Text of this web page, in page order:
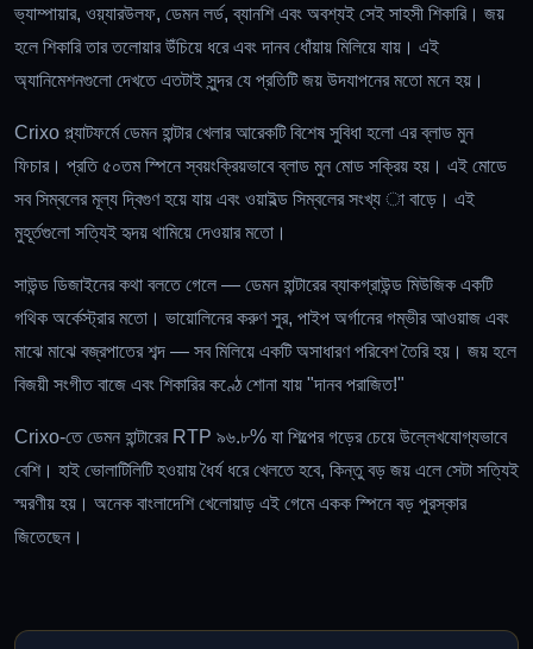
ভ্যাম্পায়ার, ওয়্যারউলফ, ডেমন লর্ড, ব্যানশি এবং অবশ্যই সেই সাহসী শিকারি। জয়
হলে শিকারি তার তলোয়ার উঁচিয়ে ধরে এবং দানব ধোঁয়ায় মিলিয়ে যায়। এই
অ্যানিমেশনগুলো দেখতে এতটাই সুন্দর যে প্রতিটি জয় উদযাপনের মতো মনে হয়।
Crixo প্ল্যাটফর্মে ডেমন হান্টার খেলার আরেকটি বিশেষ সুবিধা হলো এর ব্লাড মুন
ফিচার। প্রতি ৫০তম স্পিনে স্বয়ংক্রিয়ভাবে ব্লাড মুন মোড সক্রিয় হয়। এই মোডে
সব সিম্বলের মূল্য দ্বিগুণ হয়ে যায় এবং ওয়াইল্ড সিম্বলের সংখ্য া বাড়ে। এই
মুহূর্তগুলো সত্যিই হৃদয় থামিয়ে দেওয়ার মতো।
সাউন্ড ডিজাইনের কথা বলতে গেলে — ডেমন হান্টারের ব্যাকগ্রাউন্ড মিউজিক একটি
গথিক অর্কেস্ট্রার মতো। ভায়োলিনের করুণ সুর, পাইপ অর্গানের গম্ভীর আওয়াজ এবং
মাঝে মাঝে বজ্রপাতের শব্দ — সব মিলিয়ে একটি অসাধারণ পরিবেশ তৈরি হয়। জয় হলে
বিজয়ী সংগীত বাজে এবং শিকারির কণ্ঠে শোনা যায় "দানব পরাজিত!"
Crixo-তে ডেমন হান্টারের RTP ৯৬.৮% যা শিল্পের গড়ের চেয়ে উল্লেখযোগ্যভাবে
বেশি। হাই ভোলাটিলিটি হওয়ায় ধৈর্য ধরে খেলতে হবে, কিন্তু বড় জয় এলে সেটা সত্যিই
স্মরণীয় হয়। অনেক বাংলাদেশি খেলোয়াড় এই গেমে একক স্পিনে বড় পুরস্কার
জিতেছেন।